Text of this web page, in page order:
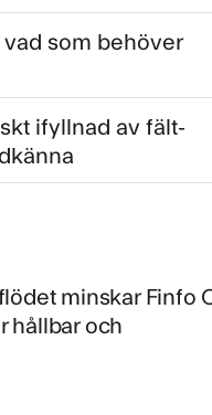
som behöver
ifyllnad av fält-
minskar Finfo
hållbar och